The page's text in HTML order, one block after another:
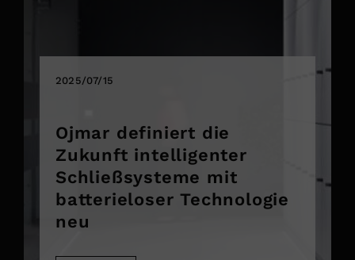
2025/07/15
Ojmar definiert die
Zukunft intelligenter
Schließsysteme mit
batterieloser Technologie
neu